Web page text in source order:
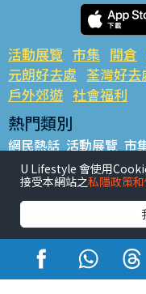
活動展覽 市集 開倉
元朗好去處 荃灣好去
戶外郊遊 社會福利
熱門類別
網民熱話 活動展覽 市
銅鑼灣好去處 元朗好
餐廳情報 戶外郊遊
熱門標籤
#UGO搵好去處 #人氣
#親子玩樂好去處
#UJetso禮物放送
U Lifestyle 會使用
接受本網站之私隱政策